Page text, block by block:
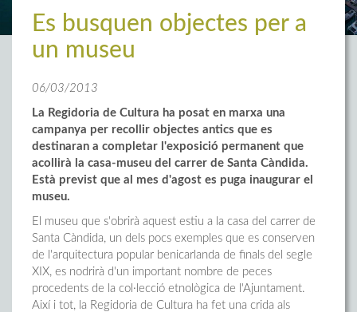
Es busquen objectes per a
un museu
06/03/2013
La Regidoria de Cultura ha posat en marxa una
campanya per recollir objectes antics que es
destinaran a completar l'exposició permanent que
acollirà la casa-museu del carrer de Santa Càndida.
Està previst que al mes d'agost es puga inaugurar el
museu.
El museu que s'obrirà aquest estiu a la casa del carrer de
Santa Càndida, un dels pocs exemples que es conserven
de l'arquitectura popular benicarlanda de finals del segle
XIX, es nodrirà d'un important nombre de peces
procedents de la col·lecció etnològica de l'Ajuntament.
Així i tot, la Regidoria de Cultura ha fet una crida als